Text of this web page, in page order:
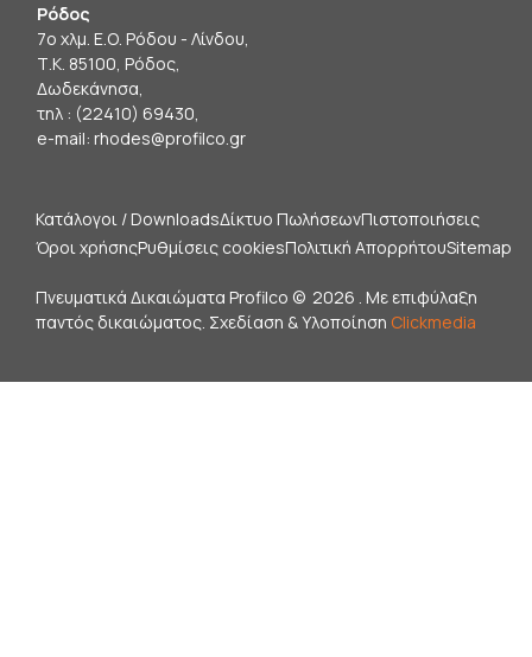
Ρόδος
7ο χλμ. Ε.Ο. Ρόδου - Λίνδου,
Τ.Κ. 85100, Ρόδος,
Δωδεκάνησα,
τηλ : (22410) 69430,
e-mail: rhodes@profilco.gr
Κατάλογοι / DownloadsΔίκτυο ΠωλήσεωνΠιστοποιήσεις
Όροι χρήσηςΡυθμίσεις cookiesΠολιτική ΑπορρήτουSitemap
Πνευματικά Δικαιώματα Profilco © 2026 . Με επιφύλαξη
παντός δικαιώματος. Σχεδίαση & Υλοποίηση Clickmedia